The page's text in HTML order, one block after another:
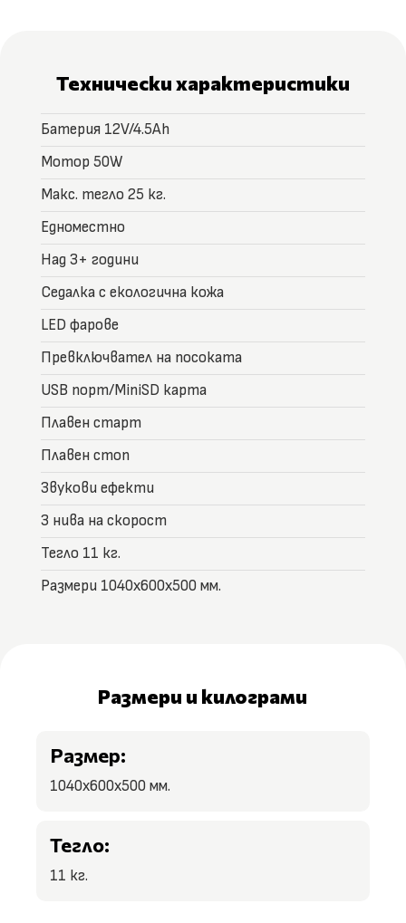
Технически характеристики
Батерия 12V/4.5Ah
Мотор 50W
Макс. тегло 25 кг.
Едноместно
Над 3+ години
Седалка с екологична кожа
LED фарове
Превключвател на посоката
USB порт/MiniSD карта
Плавен старт
Плавен стоп
Звукови ефекти
3 нива на скорост
Тегло 11 кг.
Размери 1040x600x500 мм.
Размери и килограми
Размер:
1040x600x500 мм.
Тегло:
11 кг.